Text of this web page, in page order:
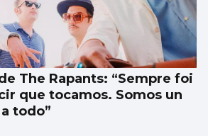
The Rapants: “Sempre foi
que tocamos. Somos un
todo”